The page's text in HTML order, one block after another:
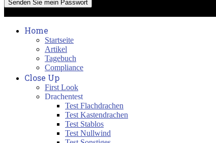
Home
Startseite
Artikel
Tagebuch
Compliance
Close Up
First Look
Drachentest
Test Flachdrachen
Test Kastendrachen
Test Stablos
Test Nullwind